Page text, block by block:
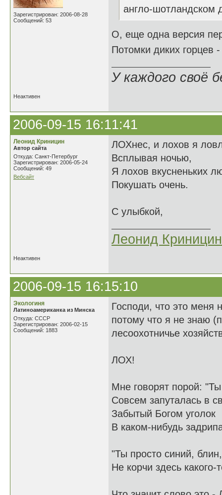
Зарегистрирован: 2006-08-28
Сообщений: 53
англо-шотландском
О, еще одна версия
Потомки диких горцев
У каждого своё
Неактивен
2006-09-15 16:11:41
Леонид Криницин
Автор сайта
Откуда: Санкт-Петербург
Зарегистрирован: 2006-05-24
Сообщений: 49
Вебсайт
ЛОХнес, и лохов я
Всплывая ночью,
Я лохов вкусненьких
Покушать очень.
С улыбкой,
Леонид Криницин
Неактивен
2006-09-15 16:15:10
Экологиня
Латиноамериканка из Минска
Откуда: СССР
Зарегистрирован: 2006-02-15
Сообщений: 1883
Господи, что это меня
потому что я не знаю
лесоохотничье
ЛОХ!
Мне говорят порой:
Совсем запуталась в
Забытый Богом уголок
В каком-нибудь
"Ты просто синий,
Не корчи здесь какого-